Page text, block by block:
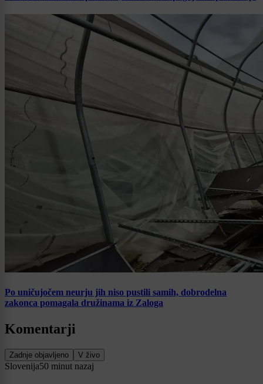
Po uničujočem neurju jih niso pustili samih, dobrodelna
zakonca pomagala družinama iz Zaloga
Komentarji
Zadnje objavljeno V živo
Slovenija50 minut nazaj